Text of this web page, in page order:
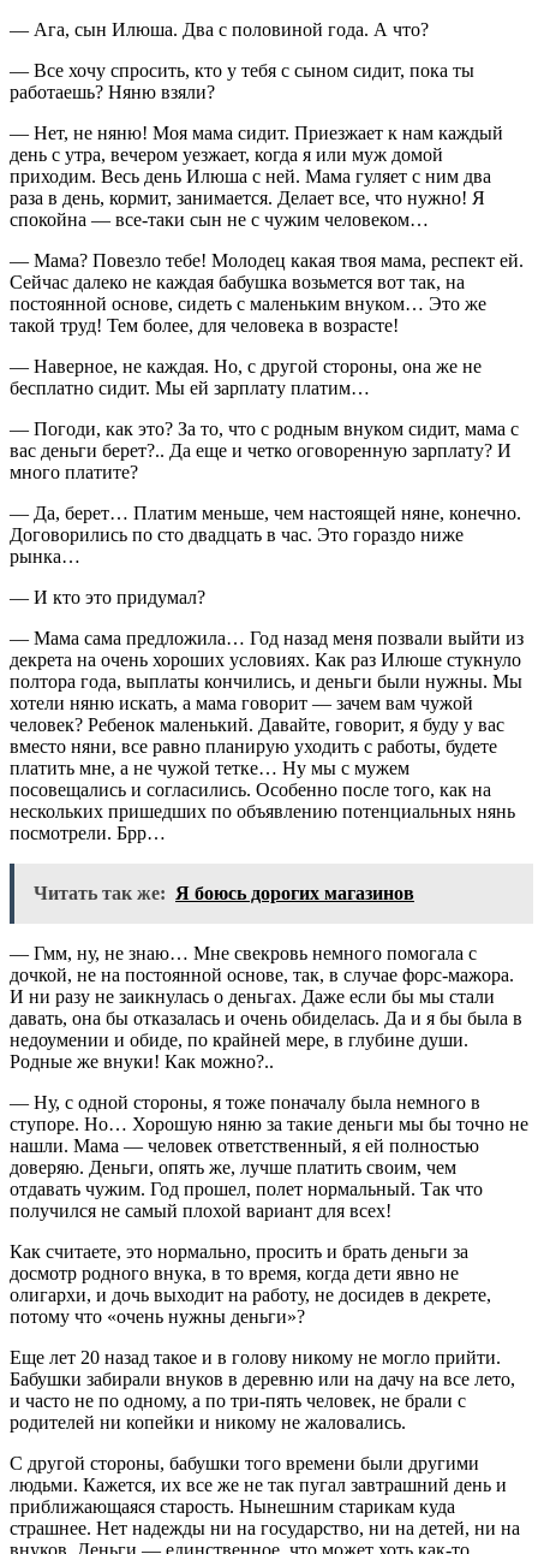
— Ага, сын Илюша. Два с половиной года. А что?
— Все хочу спросить, кто у тебя с сыном сидит, пока ты
работаешь? Няню взяли?
— Нет, не няню! Моя мама сидит. Приезжает к нам каждый
день с утра, вечером уезжает, когда я или муж домой
приходим. Весь день Илюша с ней. Мама гуляет с ним два
раза в день, кормит, занимается. Делает все, что нужно! Я
спокойна — все-таки сын не с чужим человеком…
— Мама? Повезло тебе! Молодец какая твоя мама, респект ей.
Сейчас далеко не каждая бабушка возьмется вот так, на
постоянной основе, сидеть с маленьким внуком… Это же
такой труд! Тем более, для человека в возрасте!
— Наверное, не каждая. Но, с другой стороны, она же не
бесплатно сидит. Мы ей зарплату платим…
— Погоди, как это? За то, что с родным внуком сидит, мама с
вас деньги берет?.. Да еще и четко оговоренную зарплату? И
много платите?
— Да, берет… Платим меньше, чем настоящей няне, конечно.
Договорились по сто двадцать в час. Это гораздо ниже
рынка…
— И кто это придумал?
— Мама сама предложила… Год назад меня позвали выйти из
декрета на очень хороших условиях. Как раз Илюше стукнуло
полтора года, выплаты кончились, и деньги были нужны. Мы
хотели няню искать, а мама говорит — зачем вам чужой
человек? Ребенок маленький. Давайте, говорит, я буду у вас
вместо няни, все равно планирую уходить с работы, будете
платить мне, а не чужой тетке… Ну мы с мужем
посовещались и согласились. Особенно после того, как на
нескольких пришедших по объявлению потенциальных нянь
посмотрели. Брр…
Читать так же: Я боюсь дорогих магазинов
— Гмм, ну, не знаю… Мне свекровь немного помогала с
дочкой, не на постоянной основе, так, в случае форс-мажора.
И ни разу не заикнулась о деньгах. Даже если бы мы стали
давать, она бы отказалась и очень обиделась. Да и я бы была в
недоумении и обиде, по крайней мере, в глубине души.
Родные же внуки! Как можно?..
— Ну, с одной стороны, я тоже поначалу была немного в
ступоре. Но… Хорошую няню за такие деньги мы бы точно не
нашли. Мама — человек ответственный, я ей полностью
доверяю. Деньги, опять же, лучше платить своим, чем
отдавать чужим. Год прошел, полет нормальный. Так что
получился не самый плохой вариант для всех!
Как считаете, это нормально, просить и брать деньги за
досмотр родного внука, в то время, когда дети явно не
олигархи, и дочь выходит на работу, не досидев в декрете,
потому что «очень нужны деньги»?
Еще лет 20 назад такое и в голову никому не могло прийти.
Бабушки забирали внуков в деревню или на дачу на все лето,
и часто не по одному, а по три-пять человек, не брали с
родителей ни копейки и никому не жаловались.
С другой стороны, бабушки того времени были другими
людьми. Кажется, их все же не так пугал завтрашний день и
приближающаяся старость. Нынешним старикам куда
страшнее. Нет надежды ни на государство, ни на детей, ни на
внуков. Деньги — единственное, что может хоть как-то